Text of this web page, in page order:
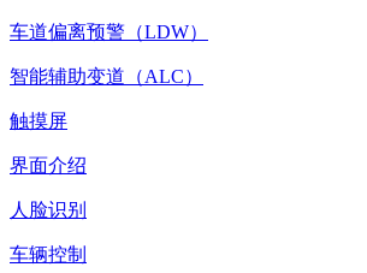
车道偏离预警（LDW）
智能辅助变道（ALC）
触摸屏
界面介绍
人脸识别
车辆控制